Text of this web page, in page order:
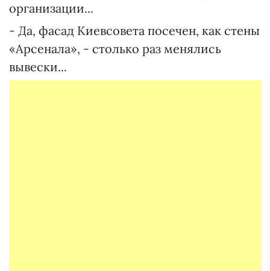
организации...
- Да, фасад Киевсовета посечен, как стены
«Арсенала», - столько раз менялись
вывески...